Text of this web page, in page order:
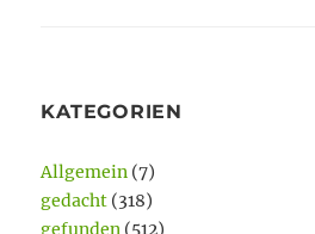
KATEGORIEN
Allgemein (7)
gedacht (318)
gefunden (512)